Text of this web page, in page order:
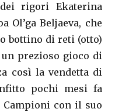
rigori Ekaterina
Ol’ga Beljaeva, che
bottino di reti (otto)
prezioso gioco di
così la vendetta di
pochi mesi fa
con il suo